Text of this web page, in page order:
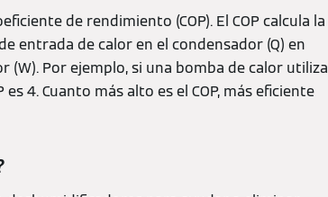
de rendimiento (COP). El COP calcula la
entrada de calor en el condensador (Q) en
Por ejemplo, si una bomba de calor utiliza
4. Cuanto más alto es el COP, más eficiente